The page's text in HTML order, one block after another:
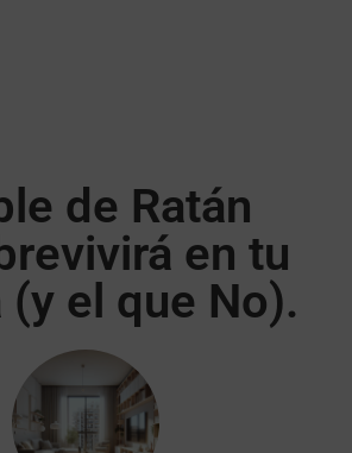
de Ratán
en tu
(y el que No).